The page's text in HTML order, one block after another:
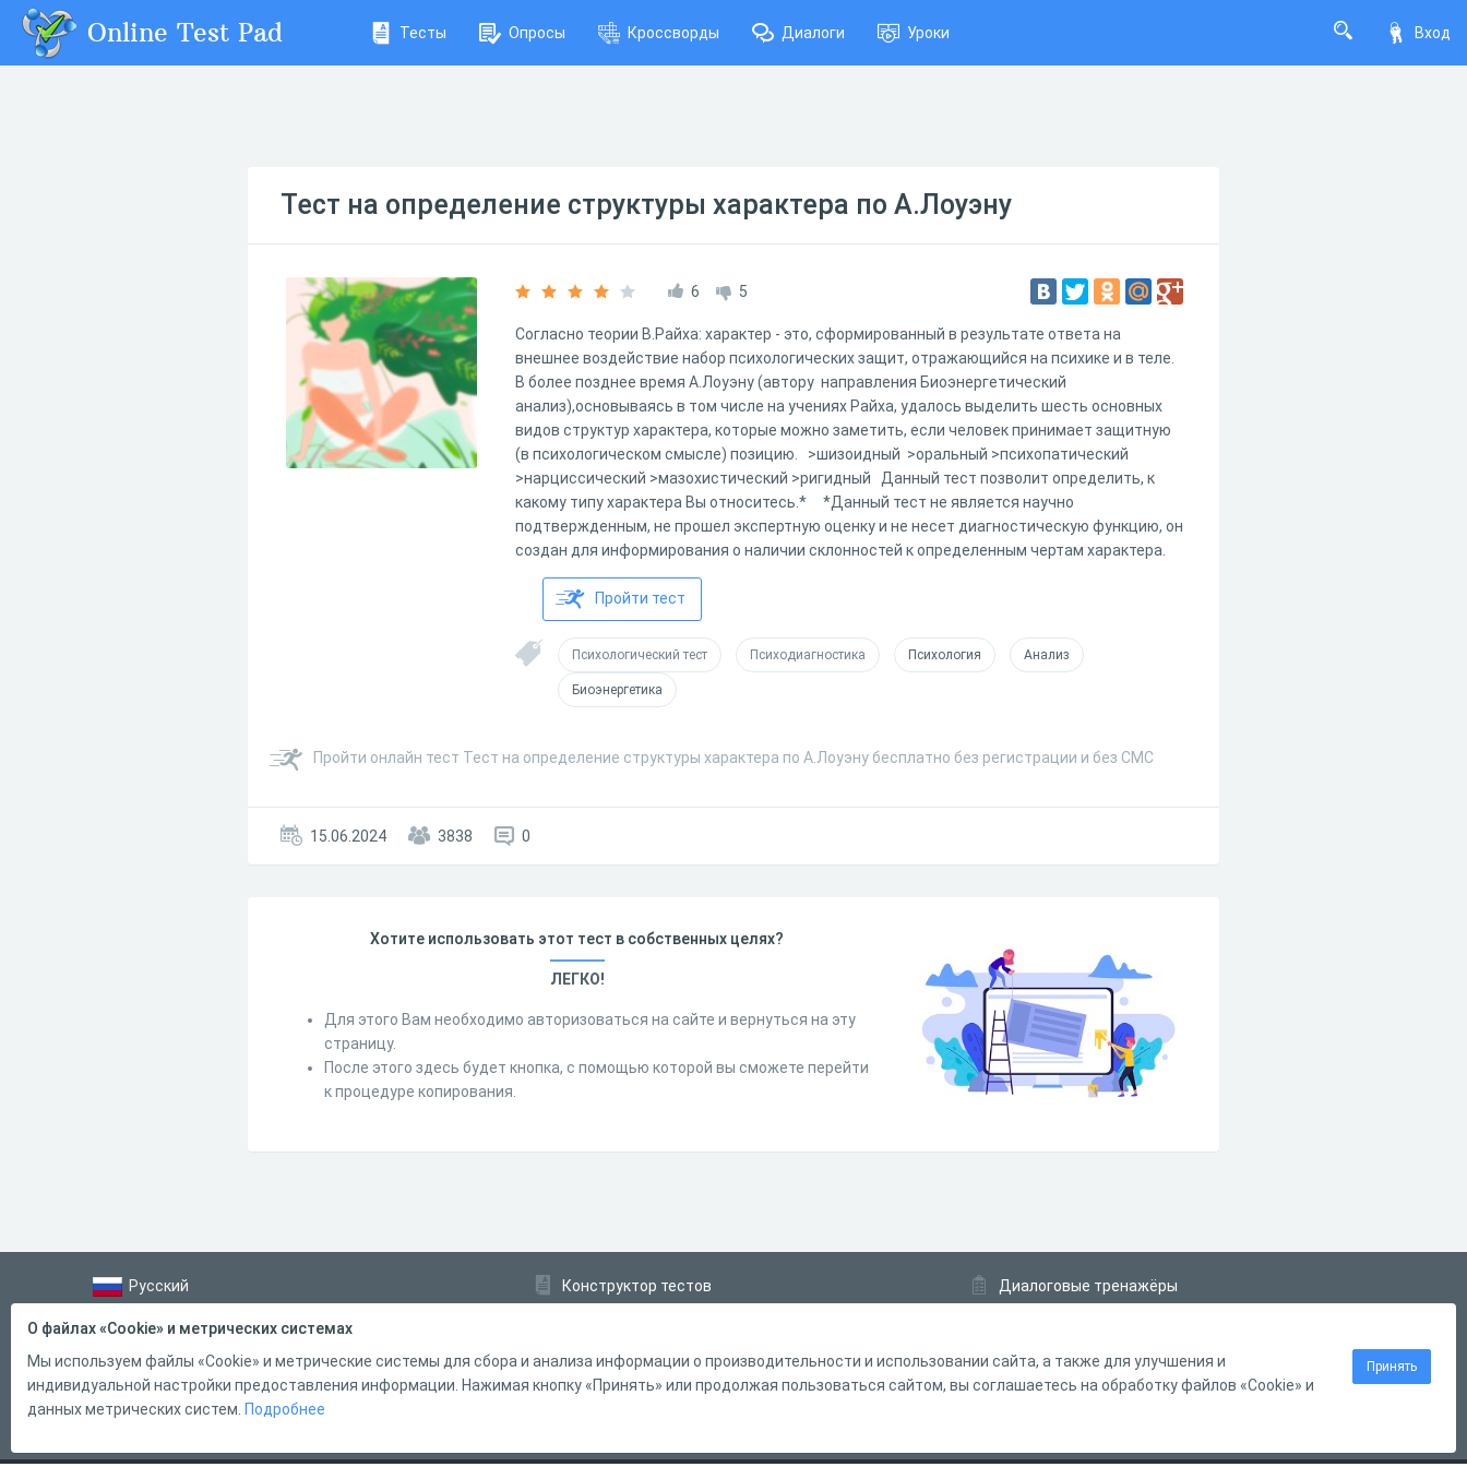
Вход
Online Test Pad Тесты Опросы Кроссворды Диалоги Уроки
Тест на определение структуры характера по А.Лоуэну
6 5
Согласно теории В.Райха: характер - это, сформированный в результате ответа на
внешнее воздействие набор психологических защит, отражающийся на психике и в теле.
В более позднее время А.Лоуэну (автору направления Биоэнергетический
анализ),основываясь в том числе на учениях Райха, удалось выделить шесть основных
видов структур характера, которые можно заметить, если человек принимает защитную
(в психологическом смысле) позицию. >шизоидный >оральный >психопатический
>нарциссический >мазохистический >ригидный Данный тест позволит определить, к
какому типу характера Вы относитесь.* *Данный тест не является научно
подтвержденным, не прошел экспертную оценку и не несет диагностическую функцию, он
создан для информирования о наличии склонностей к определенным чертам характера.
Пройти тест
Психологический тест Психодиагностика Психология Анализ
Биоэнергетика
Пройти онлайн тест Тест на определение структуры характера по А.Лоуэну бесплатно без регистрации и без СМС
15.06.2024 3838 0
Хотите использовать этот тест в собственных целях?
ЛЕГКО!
Для этого Вам необходимо авторизоваться на сайте и вернуться на эту
страницу.
После этого здесь будет кнопка, с помощью которой вы сможете перейти
к процедуре копирования.
Русский
Справка
Форма обратной связи
Контакты
Конструктор тестов
Конструктор кроссвордов
Диалоговые тренажёры
Система Дистанционного Обучения
О файлах «Cookie» и метрических системах
Мы используем файлы «Cookie» и метрические системы для сбора и анализа информации о производительности и использовании сайта, а также для улучшения и
индивидуальной настройки предоставления информации. Нажимая кнопку «Принять» или продолжая пользоваться сайтом, вы соглашаетесь на обработку файлов «Cookie» и
данных метрических систем. Подробнее
Принять